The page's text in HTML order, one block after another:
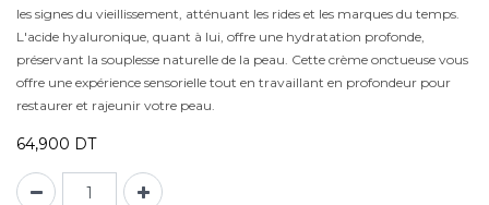
les signes du vieillissement, atténuant les rides et les marques du temps.
L'acide hyaluronique, quant à lui, offre une hydratation profonde,
préservant la souplesse naturelle de la peau. Cette crème onctueuse vous
offre une expérience sensorielle tout en travaillant en profondeur pour
restaurer et rajeunir votre peau.
64,900 DT